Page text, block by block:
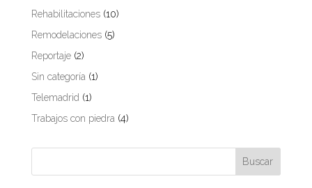
Rehabilitaciones(10)
Remodelaciones(5)
Reportaje(2)
Sin categoría (1)
Telemadrid (1)
Trabajos con piedra (4)